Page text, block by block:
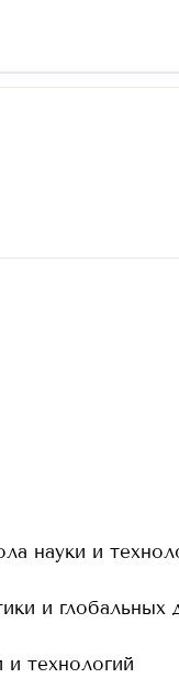
науки и
и глобальных
технологий